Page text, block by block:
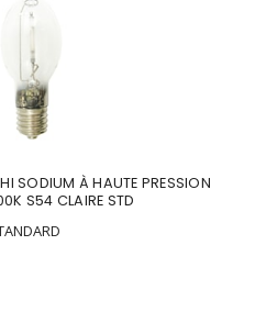
SODIUM À HAUTE PRESSION
S54 CLAIRE STD